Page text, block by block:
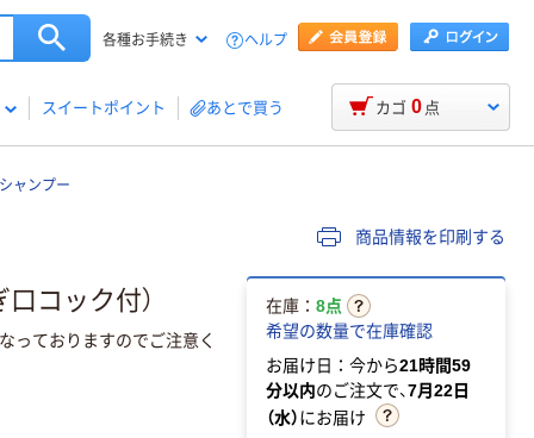
各種お手続き ヘルプ
スイートポイント あとで買う カゴ 0 点
ャンプー
商品情報を印刷する
コック付）
っておりますのでご注意く
在庫： 8点
希望の数量で在庫確認
お届け日：今から21時間59
分以内のご注文で、7月22日
（水）にお届け